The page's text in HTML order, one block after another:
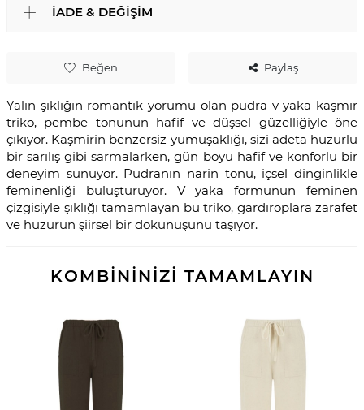
Beğen Paylaş
Yalın şıklığın romantik yorumu olan pudra v yaka kaşmir
triko, pembe tonunun hafif ve düşsel güzelliğiyle öne
çıkıyor. Kaşmirin benzersiz yumuşaklığı, sizi adeta huzurlu
bir sarılış gibi sarmalarken, gün boyu hafif ve konforlu bir
deneyim sunuyor. Pudranın narin tonu, içsel dinginlikle
feminenliği buluşturuyor. V yaka formunun feminen
çizgisiyle şıklığı tamamlayan bu triko, gardıroplara zarafet
ve huzurun şiirsel bir dokunuşunu taşıyor.
İADE & DEĞIŞIM
KOMBİNİNİZİ TAMAMLAYIN